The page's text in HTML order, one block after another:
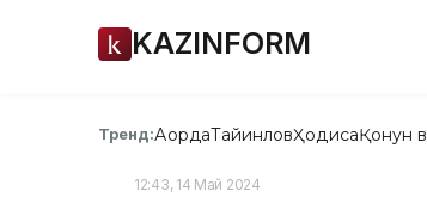
KAZINFORM
Тренд:АқордаТайинловҲодисаҚонун
12:43, 14 Май 2024